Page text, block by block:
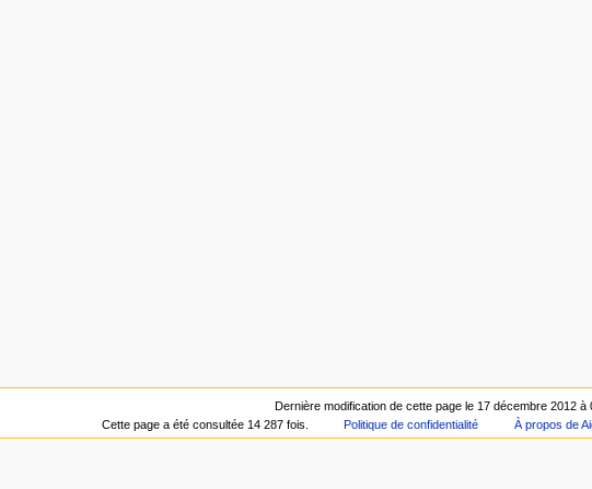
Dernière modification de cette page le 17 décembre 2012 à
Cette page a été consultée 14 287 fois.
Politique de confidentialité À propos de